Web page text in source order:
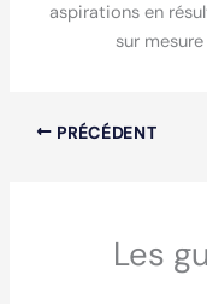
aspirations en
sur
PRÉCÉDENT
Les